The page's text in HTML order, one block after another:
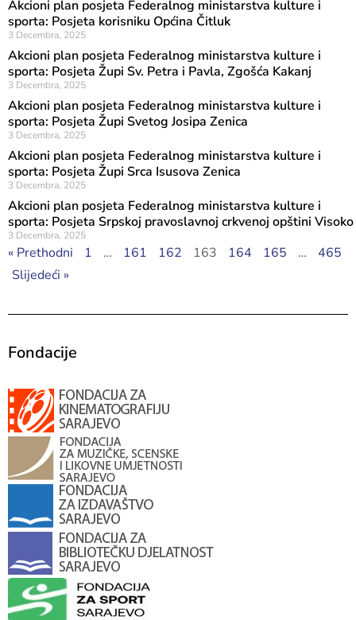
Akcioni plan posjeta Federalnog ministarstva kulture i
sporta: Posjeta korisniku Općina Čitluk
3 Decembra, 2025
Akcioni plan posjeta Federalnog ministarstva kulture i
sporta: Posjeta Župi Sv. Petra i Pavla, Zgošća Kakanj
3 Decembra, 2025
Akcioni plan posjeta Federalnog ministarstva kulture i
sporta: Posjeta Župi Svetog Josipa Zenica
3 Decembra, 2025
Akcioni plan posjeta Federalnog ministarstva kulture i
sporta: Posjeta Župi Srca Isusova Zenica
3 Decembra, 2025
Akcioni plan posjeta Federalnog ministarstva kulture i
sporta: Posjeta Srpskoj pravoslavnoj crkvenoj opštini Visoko
3 Decembra, 2025
« Prethodni 1 … 161 162 163 164 165 …
465
Slijedeći »
Fondacije